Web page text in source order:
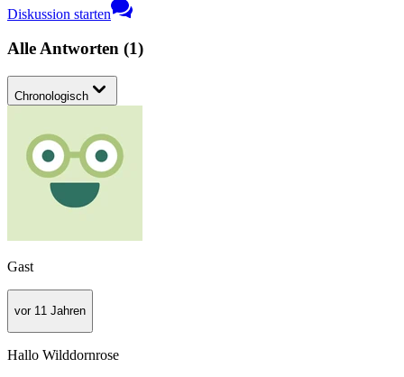
Diskussion starten
Alle Antworten (1)
Chronologisch
Gast
vor 11 Jahren
Hallo Wilddornrose